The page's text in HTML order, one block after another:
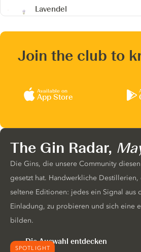
Lavendel
Join the club to
Available on
App Store
SPOTLIGHT
The Gin Radar,
Die Gins, die unsere Community
gesetzt hat. Handwerkliche
seltene Editionen: jedes ein Signal aus
Einladung, zu probieren und sich eine
bilden.
Die Auswahl entdecken